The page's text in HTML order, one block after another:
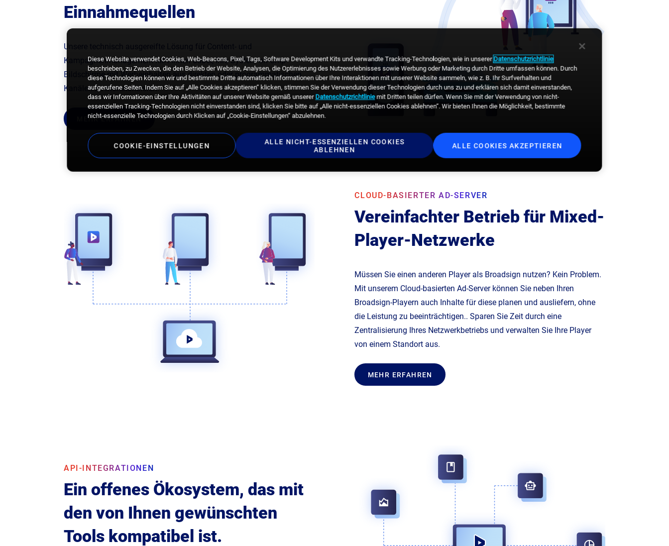
Einnahmequellen
Unsere technisch ausgereifte Lösung für Content- und
Kampagnenmanagement hilft Ihnen dabei, Ihre System-on-Chip-
Bildschirme mit Werbeinhalten aus direkten oder programmatischen
Kanälen zu monetarisieren.
MEHR ERFAHREN
CLOUD-BASIERTER AD-SERVER
Vereinfachter Betrieb für Mixed-
Player-Netzwerke
Müssen Sie einen anderen Player als Broadsign nutzen? Kein Problem.
Mit unserem Cloud-basierten Ad-Server können Sie neben Ihren
Broadsign-Playern auch Inhalte für diese planen und ausliefern, ohne
die Leistung zu beeinträchtigen.. Sparen Sie Zeit durch eine
Zentralisierung Ihres Netzwerkbetriebs und verwalten Sie Ihre Player
von einem Standort aus.
MEHR ERFAHREN
API-INTEGRATIONEN
Ein offenes Ökosystem, das mit
den von Ihnen gewünschten
Tools kompatibel ist.
Diese Website verwendet Cookies, Web-Beacons, Pixel, Tags, Software Development Kits und verwandte Tracking-Technologien, wie in unserer Datenschutzrichtlinie
beschrieben, zu Zwecken, die den Betrieb der Website, Analysen, die Optimierung des Nutzererlebnisses sowie Werbung oder Marketing durch Dritte umfassen können. Durch
diese Technologien können wir und bestimmte Dritte automatisch Informationen über Ihre Interaktionen mit unserer Website sammeln, wie z. B. Ihr Surfverhalten und
aufgerufene Seiten. Indem Sie auf „Alle Cookies akzeptieren“ klicken, stimmen Sie der Verwendung dieser Technologien durch uns zu und erklären sich damit einverstanden,
dass wir Informationen über Ihre Aktivitäten auf unserer Website gemäß unserer Datenschutzrichtliniemit Dritten teilen dürfen. Wenn Sie mit der Verwendung von nicht-
essenziellen Tracking-Technologien nicht einverstanden sind, klicken Sie bitte auf „Alle nicht-essenziellen Cookies ablehnen“. Wir bieten Ihnen die Möglichkeit, bestimmte
nicht-essenzielle Technologien durch Klicken auf „Cookie-Einstellungen“ abzulehnen.
COOKIE-EINSTELLUNGEN
ALLE NICHT-ESSENZIELLEN COOKIES
ABLEHNEN
ALLE COOKIES AKZEPTIEREN